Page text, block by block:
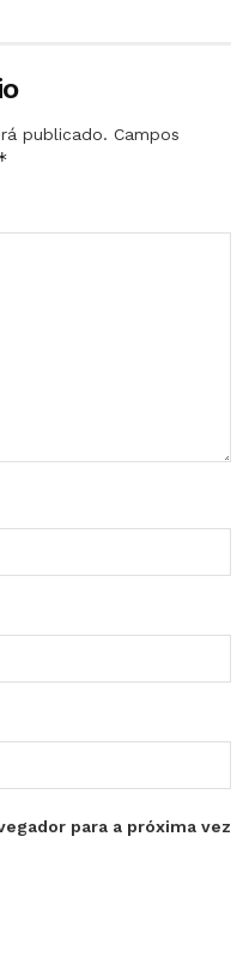
publicado. Campos
para a próxima vez